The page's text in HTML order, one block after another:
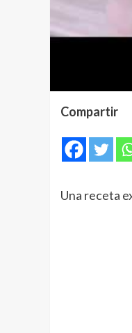
Compartir
Una receta